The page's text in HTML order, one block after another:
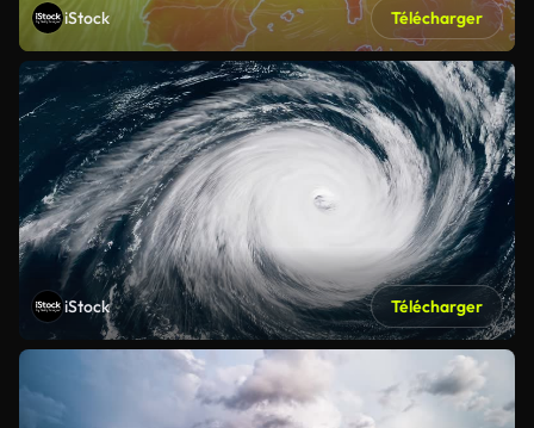
iStock Télécharger
iStock Télécharger